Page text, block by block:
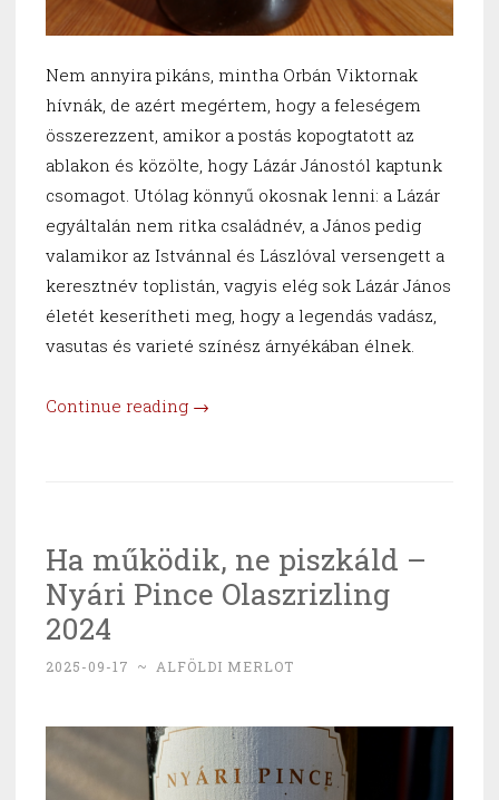
Nem annyira pikáns, mintha Orbán Viktornak
hívnák, de azért megértem, hogy a feleségem
összerezzent, amikor a postás kopogtatott az
ablakon és közölte, hogy Lázár Jánostól kaptunk
csomagot. Utólag könnyű okosnak lenni: a Lázár
egyáltalán nem ritka családnév, a János pedig
valamikor az Istvánnal és Lászlóval versengett a
keresztnév toplistán, vagyis elég sok Lázár János
életét keserítheti meg, hogy a legendás vadász,
vasutas és varieté színész árnyékában élnek.
Continue reading “Jegyezd
János”
→
Ha működik, ne piszkáld –
Nyári Pince Olaszrizling
2024
2025-09-17 ~ ALFÖLDI MERLOT